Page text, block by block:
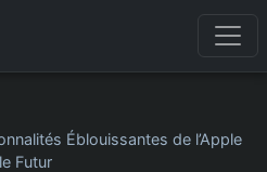
Éblouissantes de l’Apple
Futur